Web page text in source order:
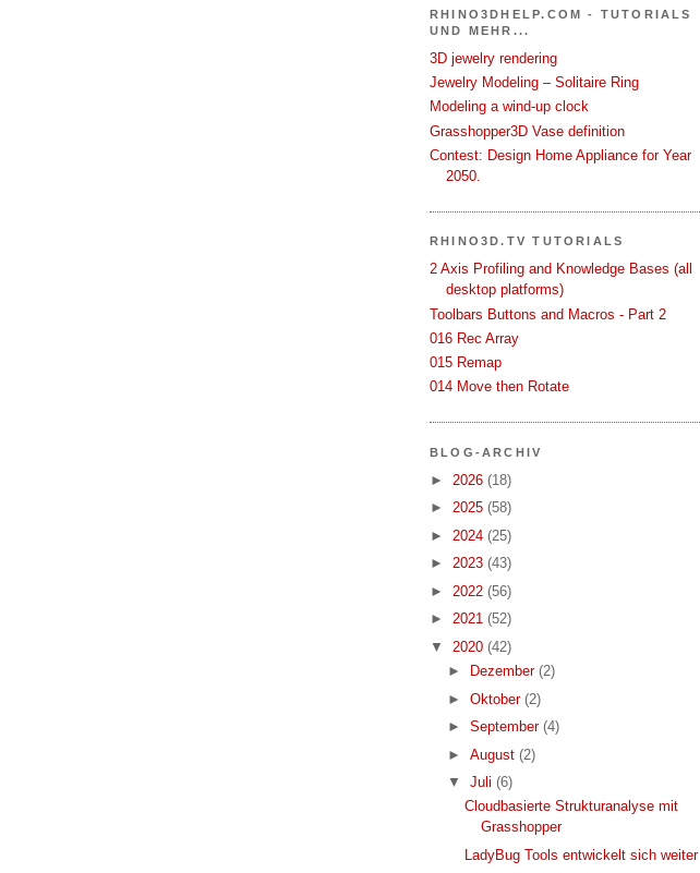
RHINO3DHELP.COM - TUTORIALS
UND MEHR...
3D jewelry rendering
Jewelry Modeling – Solitaire Ring
Modeling a wind-up clock
Grasshopper3D Vase definition
Contest: Design Home Appliance for Year
2050.
RHINO3D.TV TUTORIALS
2 Axis Profiling and Knowledge Bases (all
desktop platforms)
Toolbars Buttons and Macros - Part 2
016 Rec Array
015 Remap
014 Move then Rotate
BLOG-ARCHIV
► 2026 (18)
► 2025 (58)
► 2024 (25)
► 2023 (43)
► 2022 (56)
► 2021 (52)
▼ 2020 (42)
►
Dezember (2)
► Oktober (2)
► September (4)
► August (2)
▼ Juli (6)
Cloudbasierte Strukturanalyse mit
Grasshopper
LadyBug Tools entwickelt sich weiter